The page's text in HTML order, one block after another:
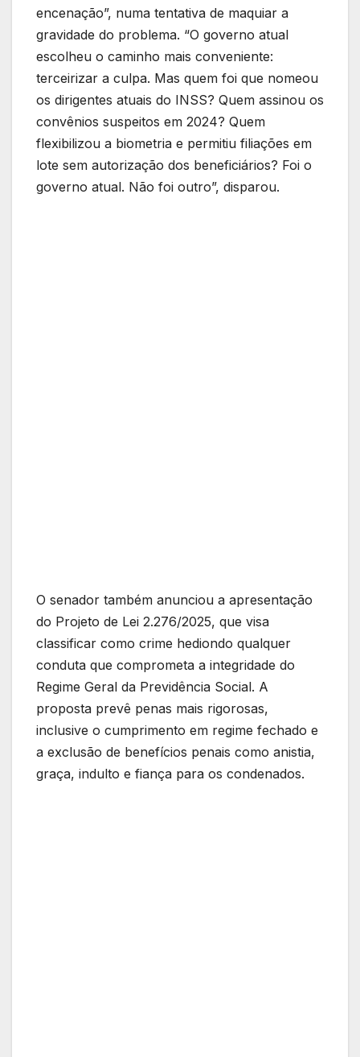
encenação”, numa tentativa de maquiar a
gravidade do problema. “O governo atual
escolheu o caminho mais conveniente:
terceirizar a culpa. Mas quem foi que nomeou
os dirigentes atuais do INSS? Quem assinou os
convênios suspeitos em 2024? Quem
flexibilizou a biometria e permitiu filiações em
lote sem autorização dos beneficiários? Foi o
governo atual. Não foi outro”, disparou.
O senador também anunciou a apresentação
do Projeto de Lei 2.276/2025, que visa
classificar como crime hediondo qualquer
conduta que comprometa a integridade do
Regime Geral da Previdência Social. A
proposta prevê penas mais rigorosas,
inclusive o cumprimento em regime fechado e
a exclusão de benefícios penais como anistia,
graça, indulto e fiança para os condenados.